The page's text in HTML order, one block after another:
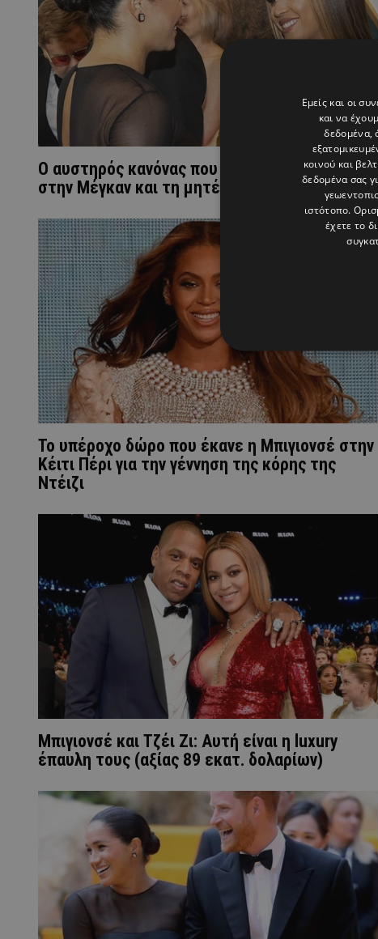
Ο αυστηρός κανόνας που έθεσε η Beyoncé
στην Μέγκαν και τη μητέρα της
Το υπέροχο δώρο που έκανε η Μπιγιονσέ στην
Κέιτι Πέρι για την γέννηση της κόρης της
Ντέιζι
Μπιγιονσέ και Τζέι Ζι: Αυτή είναι η luxury
έπαυλη τους (αξίας 89 εκατ. δολαρίων)
Εμείς και οι
και να
δεδομένα,
κοινού και
δεδομένα σας
ιστότοπο.
έχετε το